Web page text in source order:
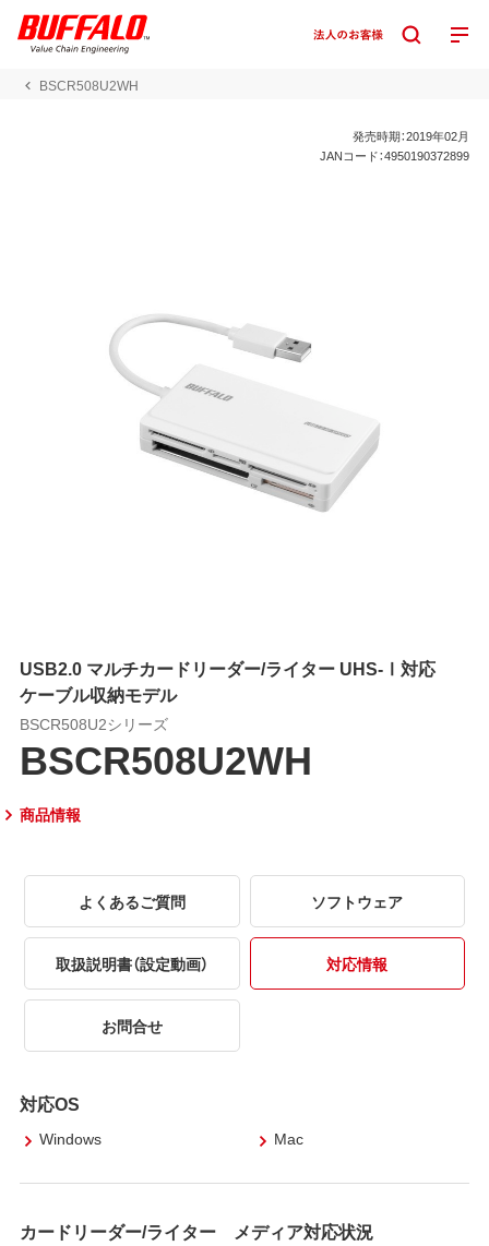
BSCR508U2WH
発売時期：2019年02月
JANコード：4950190372899
USB2.0 マルチカードリーダー/ライター UHS-Ⅰ対応
ケーブル収納モデル
BSCR508U2シリーズ
BSCR508U2WH
商品情報
よくあるご質問 ソフトウェア
取扱説明書（設定動画） 対応情報
お問合せ
対応OS
Windows Mac
カードリーダー/ライター メディア対応状況